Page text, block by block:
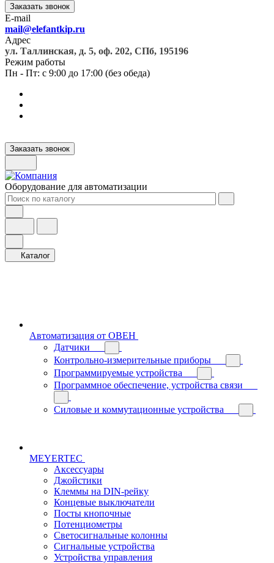
Заказать звонок
E-mail
mail@elefantkip.ru
Адрес
ул. Таллинская, д. 5, оф. 202, СПб, 195196
Режим работы
Пн - Пт: с 9:00 до 17:00 (без обеда)
Заказать звонок
Оборудование для автоматизации
Каталог
Автоматизация от ОВЕН
Датчики
Контрольно-измерительные приборы
Программируемые устройства
Программное обеспечение, устройства связи
Силовые и коммутационные устройства
MEYERTEC
Аксессуары
Джойстики
Клеммы на DIN-рейку
Концевые выключатели
Посты кнопочные
Потенциометры
Светосигнальные колонны
Сигнальные устройства
Устройства управления